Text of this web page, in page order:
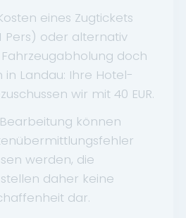
eines Zugtickets
Pers) oder alternativ
doch
Landau: Ihre Hotel-
wir mit 40 EUR.
können
werden, die
daher keine
dar.